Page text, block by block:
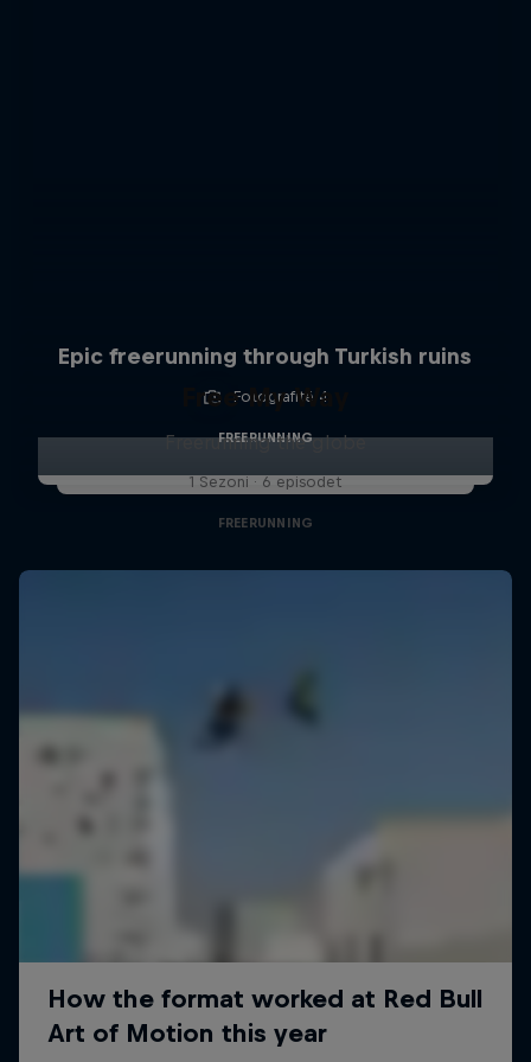
Epic freerunning through Turkish ruins
Fotografitë 4
FREERUNNING
Free My Way
Freerunning the globe
1 Sezoni · 6 episodet
FREERUNNING